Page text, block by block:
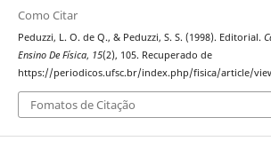
Como Citar
Peduzzi, L. O. de Q., & Peduzzi, S. S. (1998). Editorial.
Ensino De Física, 15(2), 105. Recuperado de
https://periodicos.ufsc.br/index.php/fisica/article/
Fomatos de Citação